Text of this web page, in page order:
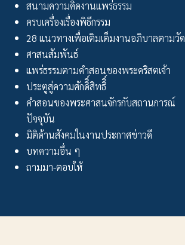
สนามความคิดงานแพร่ธรรม
ครบเครื่องเรื่องพิธีกรรม
28 แนวทางเพื่อเติมเต็มงานอภิบาลตามวัด
ศาสนสัมพันธ์
แพร่ธรรมตามคำสอนของพระคริสตเจ้า
ประตูสู่ความศักดิิ์สิทธิิ์
คำสอนของพระศาสนจักรกับสถานการณ์
ปัจจุบัน
มิติด้านสังคมในงานประกาศข่าวดี
บทความอื่น ๆ
ถามมา-ตอบให้